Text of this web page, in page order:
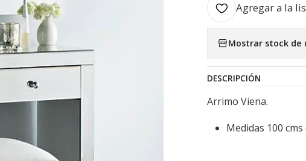
Agregar a la
Mostrar stock de
DESCRIPCIÓN
Arrimo Viena.
Medidas 100